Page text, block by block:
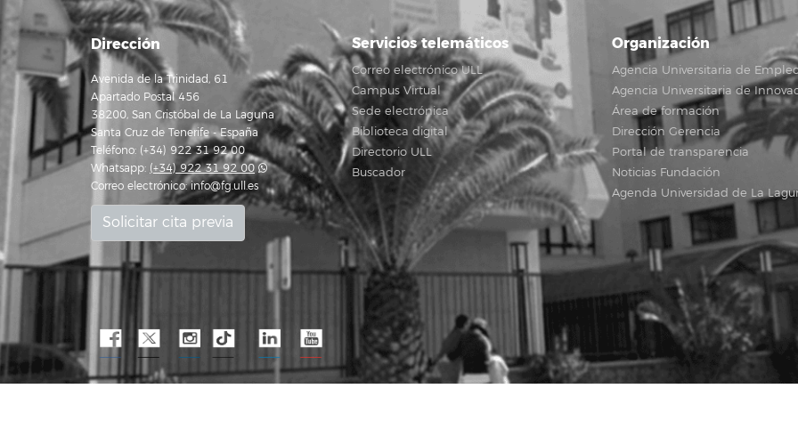
Dirección
Avenida de la Trinidad, 61
Apartado Postal 456
38200, San Cristóbal de La Laguna
Santa Cruz de Tenerife - España
Teléfono: (+34) 922 31 92 00
Whatsapp: (+34) 922 31 92 00
Correo electrónico:info@fg.ull.es
Solicitar cita previa
Servicios telemáticos
Correo electrónico ULL
Campus Virtual
Sede electrónica
Biblioteca digital
Directorio ULL
Buscador
Organización
Agencia Universitaria de
Agencia Universitaria de
Área de formación
Dirección Gerencia
Portal de transparencia
Noticias Fundación
Agenda Universidad de La